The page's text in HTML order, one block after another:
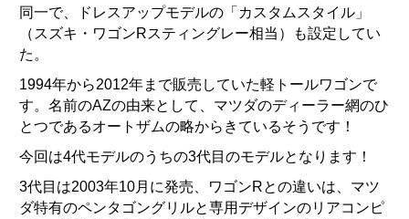
同一で、ドレスアップモデルの「カスタムスタイル」
（スズキ・ワゴンRスティングレー相当）も設定してい
た。
1994年から2012年まで販売していた軽トールワゴンで
す。名前のAZの由来として、マツダのディーラー網のひ
とつであるオートザムの略からきているそうです！
今回は4代モデルのうちの3代目のモデルとなります！
3代目は2003年10月に発売、ワゴンRとの違いは、マツ
ダ特有のペンタゴングリルと専用デザインのリアコンピ